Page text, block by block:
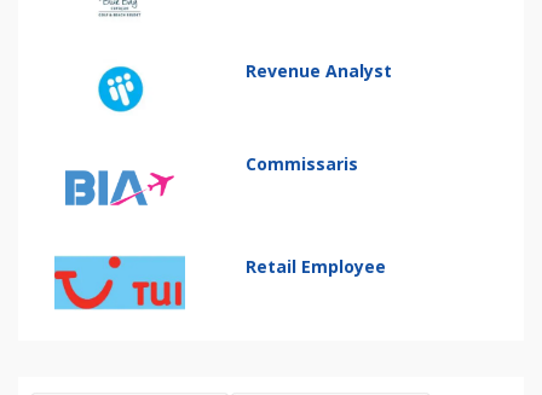
Revenue Analyst
Commissaris
Retail Employee